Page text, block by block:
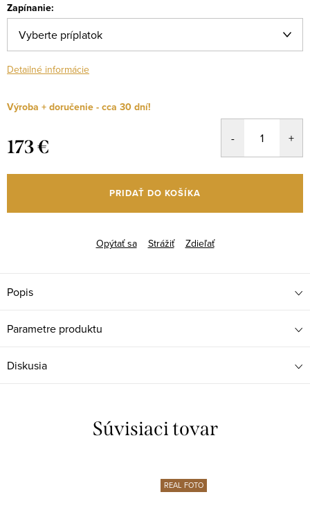
Zapínanie:
Detailné informácie
Výroba + doručenie - cca 30 dní!
173 €
cena:
PRIDAŤ DO KOŠÍKA
Opýtať sa Strážiť Zdieľať
Popis
Parametre produktu
Diskusia
Súvisiaci tovar
REAL FOTO